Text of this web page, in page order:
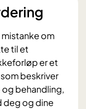
om
til et
er et
beskriver
og behandling,
deg og dine